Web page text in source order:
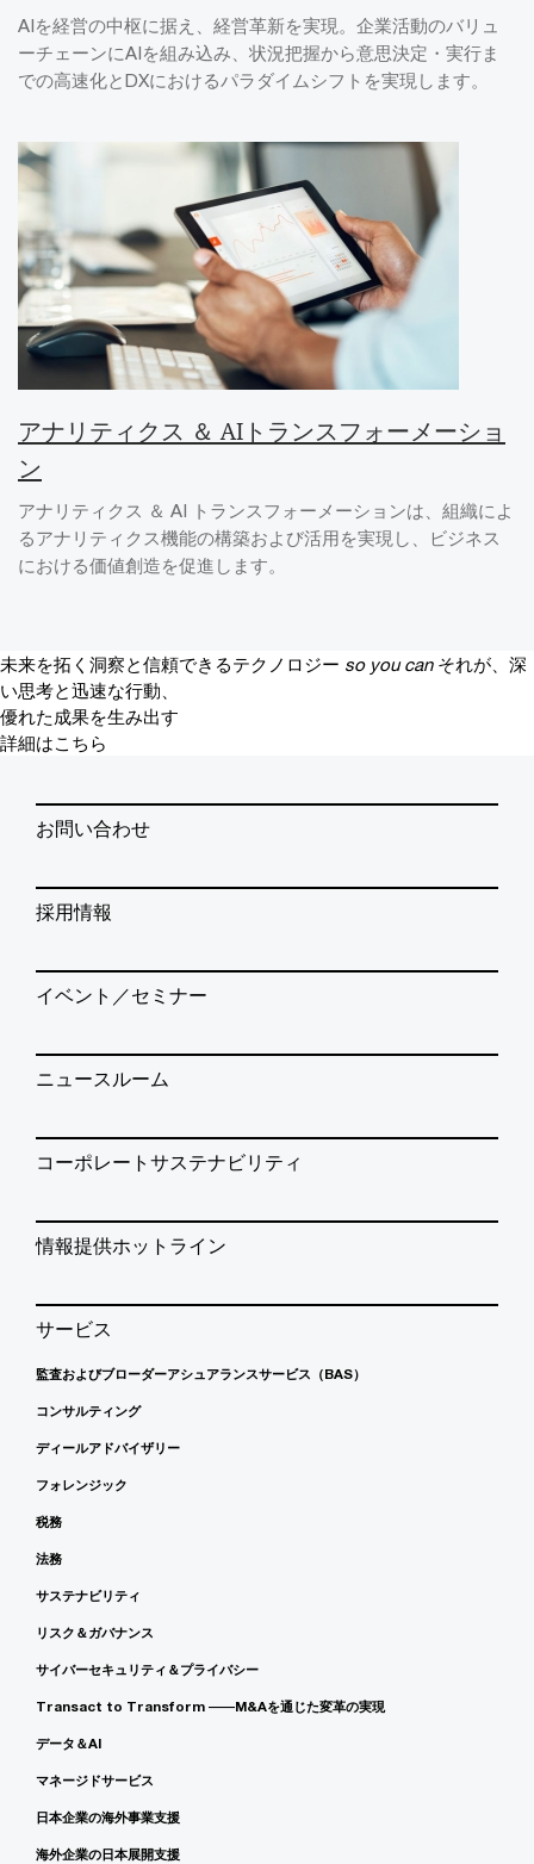
AIを経営の中枢に据え、経営革新を実現。企業活動のバリュ
ーチェーンにAIを組み込み、状況把握から意思決定・実行ま
での高速化とDXにおけるパラダイムシフトを実現します。
アナリティクス ＆ AIトランスフォーメーショ
ン
アナリティクス ＆ AI トランスフォーメーションは、組織によ
るアナリティクス機能の構築および活用を実現し、ビジネス
における価値創造を促進します。
未来を拓く洞察と信頼できるテクノロジー so you can それが、深
い思考と迅速な行動、
優れた成果を生み出す
詳細はこちら
お問い合わせ
採用情報
イベント／セミナー
ニュースルーム
コーポレートサステナビリティ
情報提供ホットライン
サービス
監査およびブローダーアシュアランスサービス（BAS）
コンサルティング
ディールアドバイザリー
フォレンジック
税務
法務
サステナビリティ
リスク＆ガバナンス
サイバーセキュリティ＆プライバシー
Transact to Transform ――M&Aを通じた変革の実現
データ＆AI
マネージドサービス
日本企業の海外事業支援
海外企業の日本展開支援